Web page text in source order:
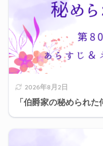
2026年8月2日
「伯爵家の秘められ